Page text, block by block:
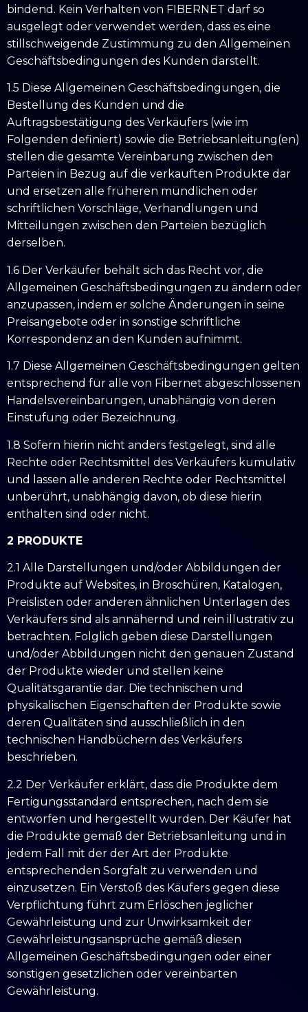
bindend. Kein Verhalten von FIBERNET darf so
ausgelegt oder verwendet werden, dass es eine
stillschweigende Zustimmung zu den Allgemeinen
Geschäftsbedingungen des Kunden darstellt.
1.5 Diese Allgemeinen Geschäftsbedingungen, die
Bestellung des Kunden und die
Auftragsbestätigung des Verkäufers (wie im
Folgenden definiert) sowie die Betriebsanleitung(en)
stellen die gesamte Vereinbarung zwischen den
Parteien in Bezug auf die verkauften Produkte dar
und ersetzen alle früheren mündlichen oder
schriftlichen Vorschläge, Verhandlungen und
Mitteilungen zwischen den Parteien bezüglich
derselben.
1.6 Der Verkäufer behält sich das Recht vor, die
Allgemeinen Geschäftsbedingungen zu ändern oder
anzupassen, indem er solche Änderungen in seine
Preisangebote oder in sonstige schriftliche
Korrespondenz an den Kunden aufnimmt.
1.7 Diese Allgemeinen Geschäftsbedingungen gelten
entsprechend für alle von Fibernet abgeschlossenen
Handelsvereinbarungen, unabhängig von deren
Einstufung oder Bezeichnung.
1.8 Sofern hierin nicht anders festgelegt, sind alle
Rechte oder Rechtsmittel des Verkäufers kumulativ
und lassen alle anderen Rechte oder Rechtsmittel
unberührt, unabhängig davon, ob diese hierin
enthalten sind oder nicht.
2 PRODUKTE
2.1 Alle Darstellungen und/oder Abbildungen der
Produkte auf Websites, in Broschüren, Katalogen,
Preislisten oder anderen ähnlichen Unterlagen des
Verkäufers sind als annähernd und rein illustrativ zu
betrachten. Folglich geben diese Darstellungen
und/oder Abbildungen nicht den genauen Zustand
der Produkte wieder und stellen keine
Qualitätsgarantie dar. Die technischen und
physikalischen Eigenschaften der Produkte sowie
deren Qualitäten sind ausschließlich in den
technischen Handbüchern des Verkäufers
beschrieben.
2.2 Der Verkäufer erklärt, dass die Produkte dem
Fertigungsstandard entsprechen, nach dem sie
entworfen und hergestellt wurden. Der Käufer hat
die Produkte gemäß der Betriebsanleitung und in
jedem Fall mit der der Art der Produkte
entsprechenden Sorgfalt zu verwenden und
einzusetzen. Ein Verstoß des Käufers gegen diese
Verpflichtung führt zum Erlöschen jeglicher
Gewährleistung und zur Unwirksamkeit der
Gewährleistungsansprüche gemäß diesen
Allgemeinen Geschäftsbedingungen oder einer
sonstigen gesetzlichen oder vereinbarten
Gewährleistung.